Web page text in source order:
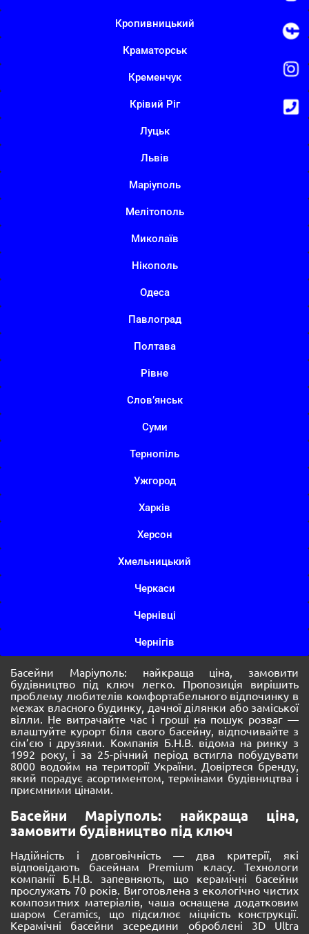
Кропивницький
Краматорськ
Кременчук
Крівий Ріг
Луцьк
Львів
Маріуполь
Мелітополь
Миколаїв
Нікополь
Одеса
Павлоград
Полтава
Рівне
Слов’янськ
Суми
Тернопіль
Ужгород
Харків
Херсон
Хмельницький
Черкаси
Чернівці
Чернігів
Басейни Маріуполь: найкраща ціна, замовити
будівництво під ключ легко. Пропозиція вирішить
проблему любителів комфортабельного відпочинку в
межах власного будинку, дачної ділянки або заміської
вілли. Не витрачайте час і гроші на пошук розваг —
влаштуйте курорт біля свого басейну, відпочивайте з
сім’єю і друзями. Компанія Б.Н.В. відома на ринку з
1992 року, і за 25-річний період встигла побудувати
8000 водойм на території України. Довіртеся бренду,
який порадує асортиментом, термінами будівництва і
приємними цінами.
Басейни Маріуполь: найкраща ціна,
замовити будівництво під ключ
Надійність і довговічність — два критерії, які
відповідають басейнам Premium класу. Технологи
компанії Б.Н.В. запевняють, що керамічні басейни
прослужать 70 років. Виготовлена ​​з екологічно чистих
композитних матеріалів, чаша оснащена додатковим
шаром Ceramics, що підсилює міцність конструкції.
Керамічні басейни зсередини оброблені 3D Ultra